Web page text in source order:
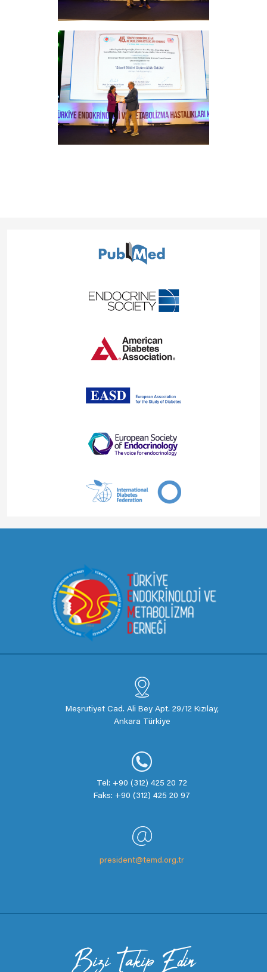
Meşrutiyet Cad. Ali Bey Apt. 29/12 Kızılay,
Ankara Türkiye
Tel: +90 (312) 425 20 72
Faks: +90 (312) 425 20 97
president@temd.org.tr
Bizi Takip Edin